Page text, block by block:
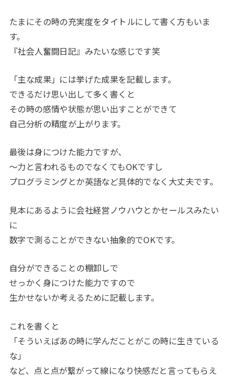
たまにその時の充実度をタイトルにして書く方もいま
す。
『社会人奮闘日記』みたいな感じです笑
「主な成果」には挙げた成果を記載します。
できるだけ思い出して多く書くと
その時の感情や状態が思い出すことができて
自己分析の精度が上がります。
最後は身につけた能力ですが、
～力と言われるものでなくてもOKですし
プログラミングとか英語など具体的でなく大丈夫です。
見本にあるように会社経営ノウハウとかセールスみたい
に
数字で測ることができない抽象的でOKです。
自分ができることの棚卸しで
せっかく身につけた能力ですので
生かせないか考えるために記載します。
これを書くと
「そういえばあの時に学んだことがこの時に生きている
な」
など、点と点が繋がって線になり快感だと言ってもらえ